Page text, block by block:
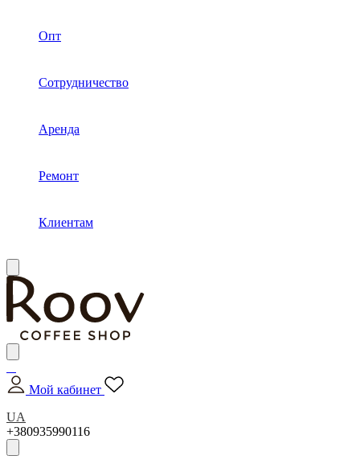
Опт
Сотрудничество
Аренда
Ремонт
Клиентам
Мой кабинет
UA
+380935990116